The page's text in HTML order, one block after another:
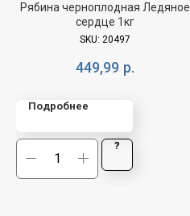
Рябина черноплодная Ледяное
сердце 1кг
SKU: 20497
449,99 р.
Подробнее
?